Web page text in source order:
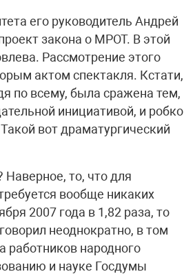
его руководитель Андрей
закона о МРОТ. В этой
Рассмотрение этого
актом спектакля. Кстати,
по всему, была сражена тем,
инициативой, и робко
вот драматургический
то, что для
вообще никаких
2007 года в 1,82 раза, то
неоднократно, в том
работников народного
и науке Госдумы